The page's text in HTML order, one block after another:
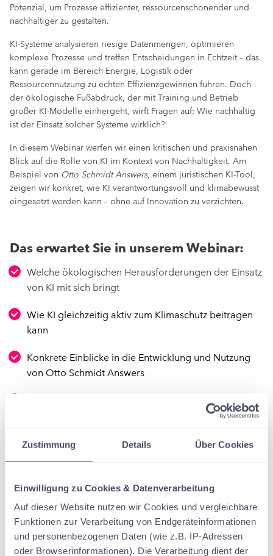
Zustimmung Details Über Cookies
Einwilligung zu Cookies & Datenverarbeitung
Auf dieser Website nutzen wir Cookies und vergleichbare
Funktionen zur Verarbeitung von Endgeräteinformationen
und personenbezogenen Daten (wie z.B. IP-Adressen
oder Browserinformationen). Die Verarbeitung dient der
Potenzial, um Prozesse effizienter, ressourcenschonender und
nachhaltiger zu gestalten.
KI-Systeme analysieren riesige Datenmengen, optimieren
komplexe Prozesse und treffen Entscheidungen in Echtzeit – das
kann gerade im Bereich Energie, Logistik oder
Ressourcennutzung zu echten Effizienzgewinnen führen. Doch
der ökologische Fußabdruck, der mit Training und Betrieb
großer KI-Modelle einhergeht, wirft Fragen auf: Wie nachhaltig
ist der Einsatz solcher Systeme wirklich?
In diesem Webinar werfen wir einen kritischen und praxisnahen
Blick auf die Rolle von KI im Kontext von Nachhaltigkeit. Am
Beispiel von Otto Schmidt Answers, einem juristischen KI-Tool,
zeigen wir konkret, wie KI verantwortungsvoll und klimabewusst
eingesetzt werden kann – ohne auf Innovation zu verzichten.
Das erwartet Sie in unserem Webinar:
Welche ökologischen Herausforderungen der Einsatz
von KI mit sich bringt
Wie KI gleichzeitig aktiv zum Klimaschutz beitragen
kann
Konkrete Einblicke in die Entwicklung und Nutzung
von Otto Schmidt Answers
Warum Nachhaltigkeit bei der KI-Entwicklung eine
Freitag, 13.06.2025
11:00 - 12:00 Uhr